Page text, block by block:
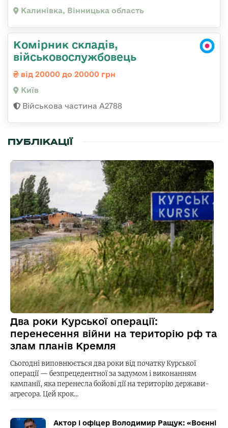
Калинівка, Вінницька область
Комірник складів,
військовослужбовець
від 20000 до 20000 грн
Київ
Військова частина А2788
ПУБЛІКАЦІЇ
Два роки Курської операції:
перенесення війни на територію рф та
злам планів Кремля
Сьогодні виповнюється два роки від початку Курської
операції — безпрецедентної за задумом і виконанням
кампанії, яка перенесла бойові дії на територію держави-
агресора. Цей крок…
Актор і офіцер Володимир Ращук: «Воєнні